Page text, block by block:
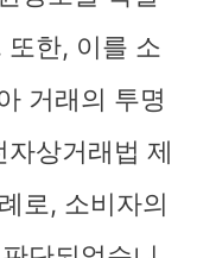
한, 이를 소
거래의 투명
상거래법 제
로, 소비자의